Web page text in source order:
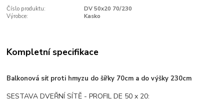
Číslo produktu:
DV 50x20 70/230
Výrobce:
Kasko
Kompletní specifikace
Balkonová síť proti hmyzu do šířky 70cm a do výšky 230cm
SESTAVA DVEŘNÍ SÍTĚ - PROFIL DE 50 x 20: